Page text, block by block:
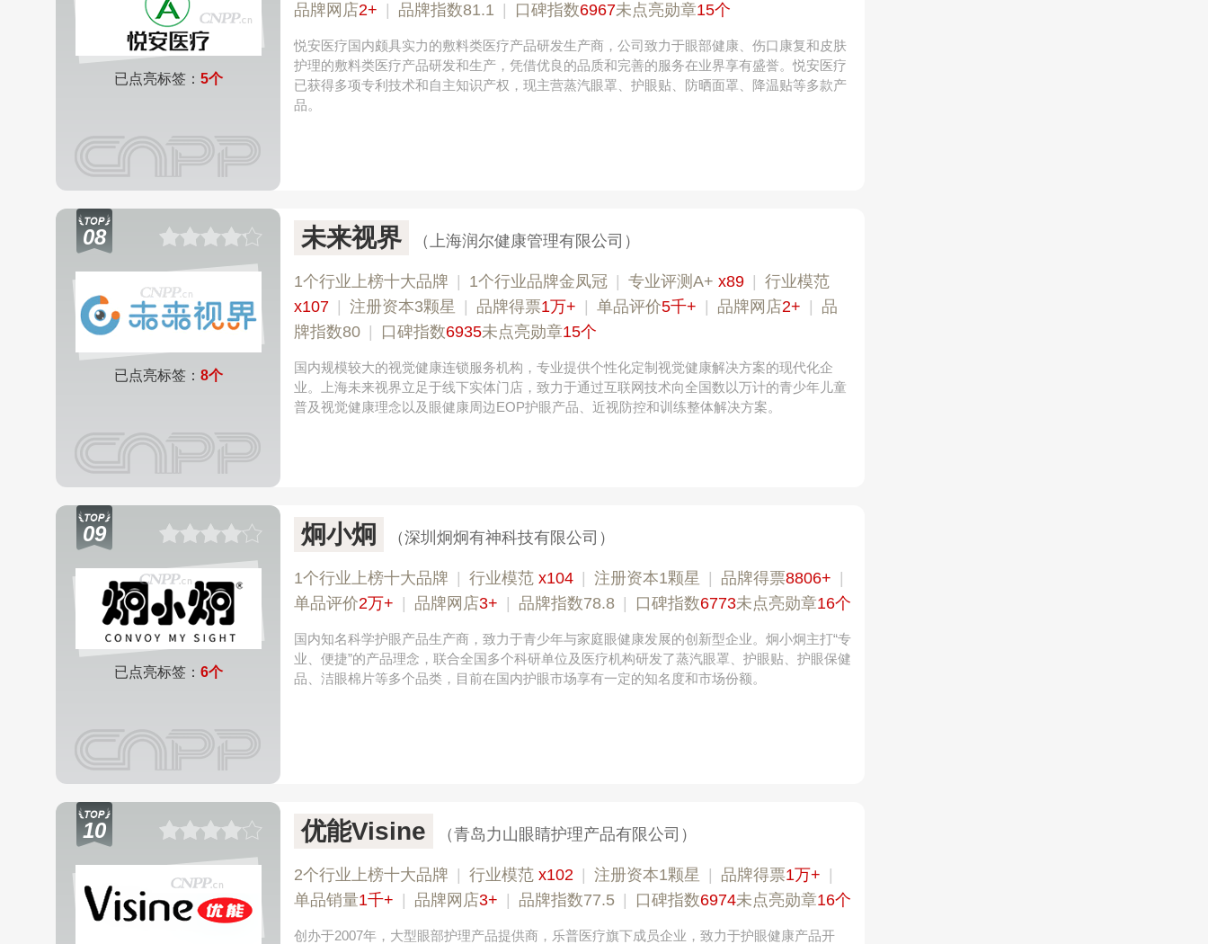
已点亮标签： 5个
品牌网店2+ 品牌指数81.1 口碑指数6967未点亮勋章15个
悦安医疗国内颇具实力的敷料类医疗产品研发生产商，公司致力于眼部健康、伤口康复和皮肤
护理的敷料类医疗产品研发和生产，凭借优良的品质和完善的服务在业界享有盛誉。悦安医疗
已获得多项专利技术和自主知识产权，现主营蒸汽眼罩、护眼贴、防晒面罩、降温贴等多款产
品。
08
已点亮标签： 8个
未来视界 （上海润尔健康管理有限公司）
1个行业上榜十大品牌 1个行业品牌金凤冠 专业评测A+ x89
行业模范
x107
注册资本3颗星 品牌得票1万+ 单品评价5千+ 品牌网店2+
品
牌指数80
口碑指数6935未点亮勋章15个
国内规模较大的视觉健康连锁服务机构，专业提供个性化定制视觉健康解决方案的现代化企
业。上海未来视界立足于线下实体门店，致力于通过互联网技术向全国数以万计的青少年儿童
普及视觉健康理念以及眼健康周边EOP护眼产品、近视防控和训练整体解决方案。
09
已点亮标签： 6个
炯小炯 （深圳炯炯有神科技有限公司）
1个行业上榜十大品牌 行业模范 x104 注册资本1颗星 品牌得票8806+
单品评价2万+ 品牌网店3+ 品牌指数78.8 口碑指数6773未点亮勋章16个
国内知名科学护眼产品生产商，致力于青少年与家庭眼健康发展的创新型企业。炯小炯主打“专
业、便捷”的产品理念，联合全国多个科研单位及医疗机构研发了蒸汽眼罩、护眼贴、护眼保健
品、洁眼棉片等多个品类，目前在国内护眼市场享有一定的知名度和市场份额。
10 优能Visine （青岛力山眼睛护理产品有限公司）
2个行业上榜十大品牌 行业模范 x102 注册资本1颗星 品牌得票1万+
单品销量1千+ 品牌网店3+ 品牌指数77.5 口碑指数6974未点亮勋章16个
创办于2007年，大型眼部护理产品提供商，乐普医疗旗下成员企业，致力于护眼健康产品开